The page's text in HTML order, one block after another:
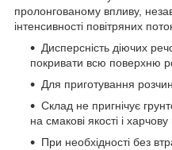
пролонгованому впливу,
інтенсивності повітряних
Дисперсність діючих
покривати всю поверхню
Для приготування
Склад не пригнічує
на смакові якості і
При необхідності без